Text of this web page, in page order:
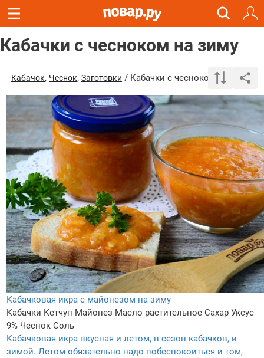
Кабачки с чесноком на зиму
Кабачок, Чеснок, Заготовки / Кабачки с чесноком на зиму
Кабачковая икра с майонезом на зиму
Кабачки Кетчуп Майонез Масло растительное Сахар Уксус
9% Чеснок Соль
Кабачковая икра вкусная и летом, в сезон кабачков, и
зимой. Летом обязательно надо побеспокоиться и том,